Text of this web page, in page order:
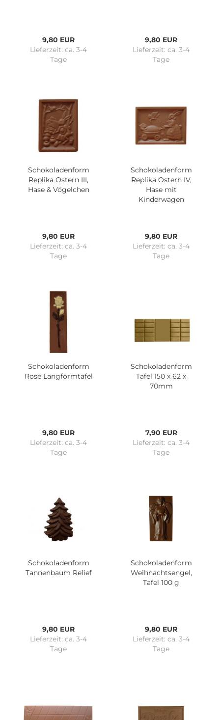
9,80 EUR
Lieferzeit: ca. 3-4
Tage
9,80 EUR
Lieferzeit: ca. 3-4
Tage
Schokoladenform
Replika Ostern III,
Hase & Vögelchen
9,80 EUR
Lieferzeit: ca. 3-4
Tage
Schokoladenform
Replika Ostern IV,
Hase mit
Kinderwagen
9,80 EUR
Lieferzeit: ca. 3-4
Tage
Schokoladenform
Rose Langformtafel
9,80 EUR
Lieferzeit: ca. 3-4
Tage
Schokoladenform
Tafel 150 x 62 x
70mm
7,90 EUR
Lieferzeit: ca. 3-4
Tage
Schokoladenform
Tannenbaum Relief
9,80 EUR
Lieferzeit: ca. 3-4
Tage
Schokoladenform
Weihnachtsengel,
Tafel 100 g
9,80 EUR
Lieferzeit: ca. 3-4
Tage